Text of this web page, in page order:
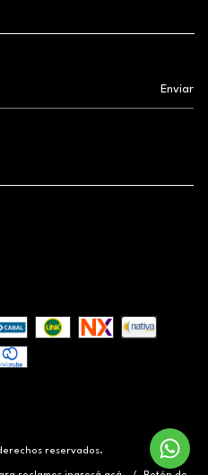
reservados.